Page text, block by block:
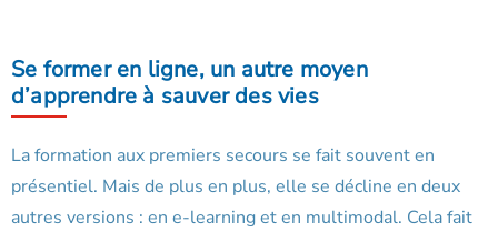
Se former en ligne, un autre moyen
d’apprendre à sauver des vies
La formation aux premiers secours se fait souvent en
présentiel. Mais de plus en plus, elle se décline en deux
autres versions : en e-learning et en multimodal. Cela fait